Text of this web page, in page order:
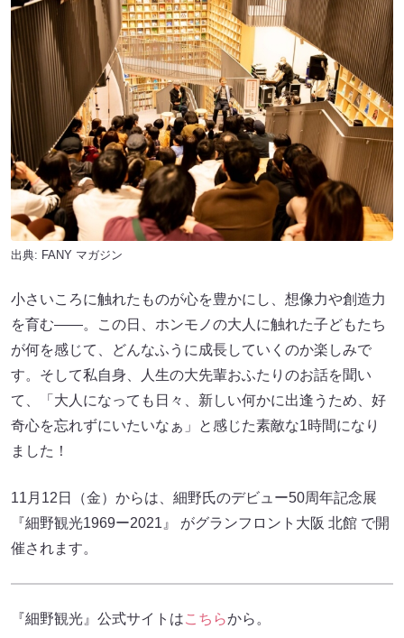
出典: FANY マガジン
小さいころに触れたものが心を豊かにし、想像力や創造力
を育む――。この日、ホンモノの大人に触れた子どもたち
が何を感じて、どんなふうに成長していくのか楽しみで
す。そして私自身、人生の大先輩おふたりのお話を聞い
て、「大人になっても日々、新しい何かに出逢うため、好
奇心を忘れずにいたいなぁ」と感じた素敵な1時間になり
ました！
11月12日（金）からは、細野氏のデビュー50周年記念展
『細野観光1969ー2021』 がグランフロント大阪 北館 で開
催されます。
『細野観光』公式サイトはこちらから。